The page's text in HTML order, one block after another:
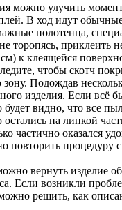
можно улучить
В ход идут
полотенца,
торопясь, приклеить
к клеящейся
чтобы скотч
зону. Подождав
изделия. Если всё
будет видно, что все
на липкой
частично оказался
повторить процедуру
вернуть изделие
Если возникли
решить, как